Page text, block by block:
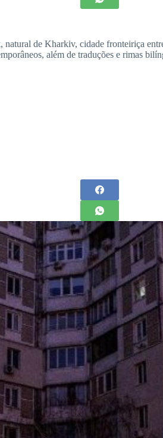
natural de Kharkiv, cidade fronteiriça
além de traduções e rimas